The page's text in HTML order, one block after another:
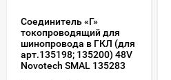
Соединитель «Г»
токопроводящий для
шинопровода в ГКЛ (для
арт.135198; 135200) 48V
Novotech SMAL 135283